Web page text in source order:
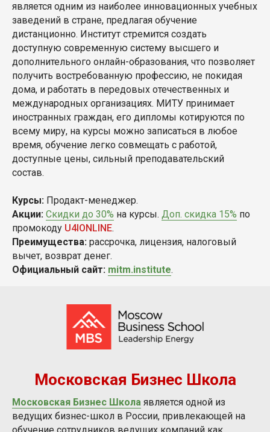
является одним из наиболее инновационных учебных
заведений в стране, предлагая обучение
дистанционно. Институт стремится создать
доступную современную систему высшего и
дополнительного онлайн-образования, что позволяет
получить востребованную профессию, не покидая
дома, и работать в передовых отечественных и
международных организациях. МИТУ принимает
иностранных граждан, его дипломы котируются по
всему миру, на курсы можно записаться в любое
время, обучение легко совмещать с работой,
доступные цены, сильный преподавательский
состав.
Курсы: Продакт-менеджер.
Акции: Скидки до 30% на курсы. Доп. скидка 15% по
промокоду U4IONLINE.
Преимущества: рассрочка, лицензия, налоговый
вычет, возврат денег.
Официальный сайт: mitm.institute.
Московская Бизнес Школа
Московская Бизнес Школа является одной из
ведущих бизнес-школ в России, привлекающей на